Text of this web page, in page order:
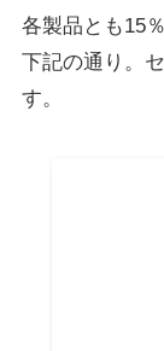
各製品とも15
下記の通り。
す。